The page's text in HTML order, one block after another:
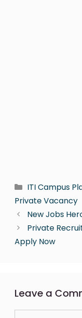
ITI Campus
Private Vacancy
New Jobs
Private
Apply Now
Leave a